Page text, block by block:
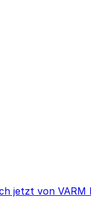
jetzt von VARM